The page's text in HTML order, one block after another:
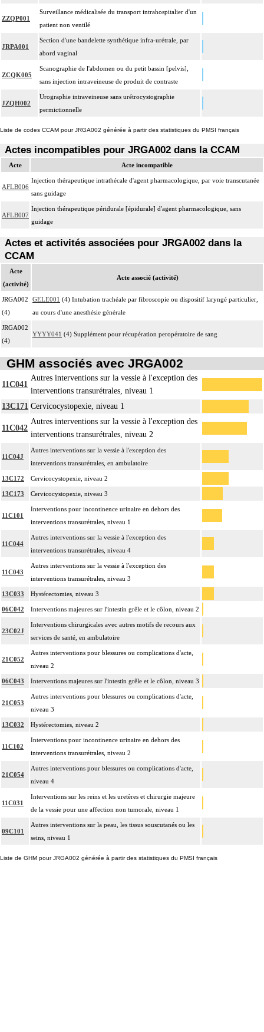
ZZQP001
Surveillance médicalisée du transport intrahospitalier d'un
patient non ventilé
JRPA001
Section d'une bandelette synthétique infra-urétrale, par
abord vaginal
ZCQK005
Scanographie de l'abdomen ou du petit bassin [pelvis],
sans injection intraveineuse de produit de contraste
JZQH002
Urographie intraveineuse sans urétrocystographie
permictionnelle
Liste de codes CCAM pour JRGA002 générée à partir des statistiques du PMSI français
Actes incompatibles pour JRGA002 dans la CCAM
Acte Acte incompatible
AFLB006
Injection thérapeutique intrathécale d'agent pharmacologique, par voie transcutanée
sans guidage
AFLB007
Injection thérapeutique péridurale [épidurale] d'agent pharmacologique, sans
guidage
Actes et activités associées pour JRGA002 dans la
CCAM
Acte
(activité)
Acte associé (activité)
JRGA002
(4)
GELE001 (4) Intubation trachéale par fibroscopie ou dispositif laryngé particulier,
au cours d'une anesthésie générale
JRGA002
(4)
YYYY041 (4) Supplément pour récupération peropératoire de sang
GHM associés avec JRGA002
11C041
Autres interventions sur la vessie à l'exception des
interventions transurétrales, niveau 1
13C171 Cervicocystopexie, niveau 1
11C042
Autres interventions sur la vessie à l'exception des
interventions transurétrales, niveau 2
11C04J
Autres interventions sur la vessie à l'exception des
interventions transurétrales, en ambulatoire
13C172 Cervicocystopexie, niveau 2
13C173 Cervicocystopexie, niveau 3
11C101
Interventions pour incontinence urinaire en dehors des
interventions transurétrales, niveau 1
11C044
Autres interventions sur la vessie à l'exception des
interventions transurétrales, niveau 4
11C043
Autres interventions sur la vessie à l'exception des
interventions transurétrales, niveau 3
13C033 Hystérectomies, niveau 3
06C042 Interventions majeures sur l'intestin grêle et le côlon, niveau 2
23C02J
Interventions chirurgicales avec autres motifs de recours aux
services de santé, en ambulatoire
21C052
Autres interventions pour blessures ou complications d'acte,
niveau 2
06C043 Interventions majeures sur l'intestin grêle et le côlon, niveau 3
21C053
Autres interventions pour blessures ou complications d'acte,
niveau 3
13C032 Hystérectomies, niveau 2
11C102
Interventions pour incontinence urinaire en dehors des
interventions transurétrales, niveau 2
21C054
Autres interventions pour blessures ou complications d'acte,
niveau 4
11C031
Interventions sur les reins et les uretères et chirurgie majeure
de la vessie pour une affection non tumorale, niveau 1
09C101
Autres interventions sur la peau, les tissus souscutanés ou les
seins, niveau 1
Liste de GHM pour JRGA002 générée à partir des statistiques du PMSI français